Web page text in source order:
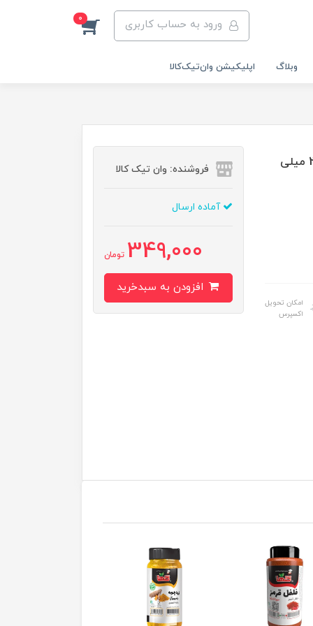
ورود به حساب کاربری 0
وبلاگ اپلیکیشن وان‌تیک‌کالا‌
عطر جیبی زنانه پاور پالس مدل Victoria Secret حجم 25 میلی
امکان تحویل
اکسپرس
فروشنده: وان تیک کالا
آماده ارسال
349,000 تومان